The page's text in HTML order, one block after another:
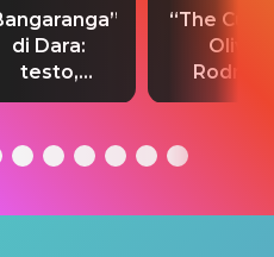
di Dara:
testo,
e
singolo
“The
Olivia
testo,